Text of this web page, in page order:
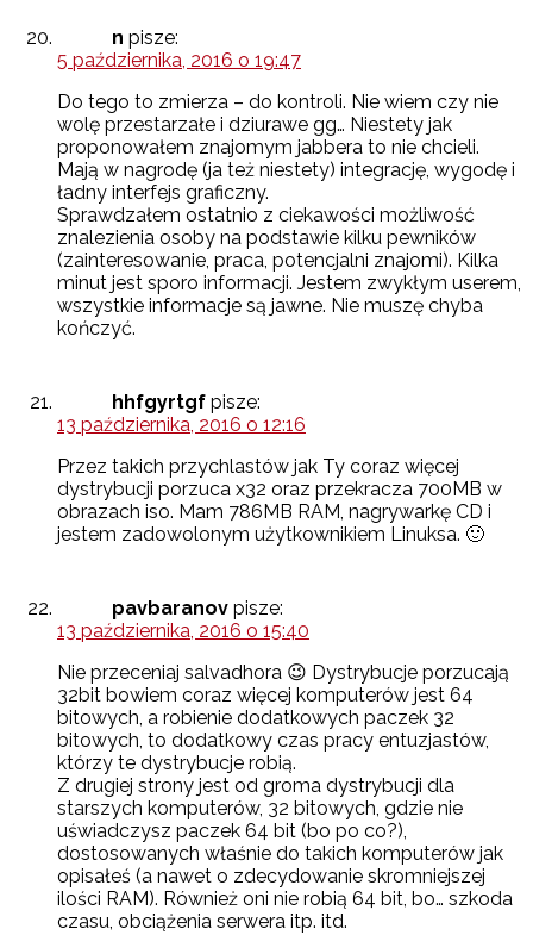
n pisze:
5 października, 2016 o 19:47
Do tego to zmierza – do kontroli. Nie wiem czy nie
wolę przestarzałe i dziurawe gg… Niestety jak
proponowałem znajomym jabbera to nie chcieli.
Mają w nagrodę (ja też niestety) integrację, wygodę i
ładny interfejs graficzny.
Sprawdzałem ostatnio z ciekawości możliwość
znalezienia osoby na podstawie kilku pewników
(zainteresowanie, praca, potencjalni znajomi). Kilka
minut jest sporo informacji. Jestem zwykłym userem,
wszystkie informacje są jawne. Nie muszę chyba
kończyć.
hhfgyrtgf pisze:
13 października, 2016 o 12:16
Przez takich przychlastów jak Ty coraz więcej
dystrybucji porzuca x32 oraz przekracza 700MB w
obrazach iso. Mam 786MB RAM, nagrywarkę CD i
jestem zadowolonym użytkownikiem Linuksa. 🙂
pavbaranov pisze:
13 października, 2016 o 15:40
Nie przeceniaj salvadhora 😉 Dystrybucje porzucają
32bit bowiem coraz więcej komputerów jest 64
bitowych, a robienie dodatkowych paczek 32
bitowych, to dodatkowy czas pracy entuzjastów,
którzy te dystrybucje robią.
Z drugiej strony jest od groma dystrybucji dla
starszych komputerów, 32 bitowych, gdzie nie
uświadczysz paczek 64 bit (bo po co?),
dostosowanych właśnie do takich komputerów jak
opisałeś (a nawet o zdecydowanie skromniejszej
ilości RAM). Również oni nie robią 64 bit, bo… szkoda
czasu, obciążenia serwera itp. itd.